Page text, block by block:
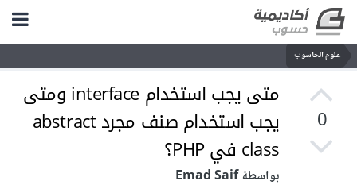
علوم الحاسوب
0
متى يجب استخدام interface ومتى
يجب استخدام صنف مجرد abstract
class في PHP؟
بواسطة Emad Saif